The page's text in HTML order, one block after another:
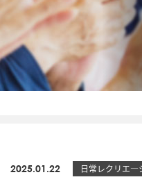
2025.01.22 日常レクリエ―